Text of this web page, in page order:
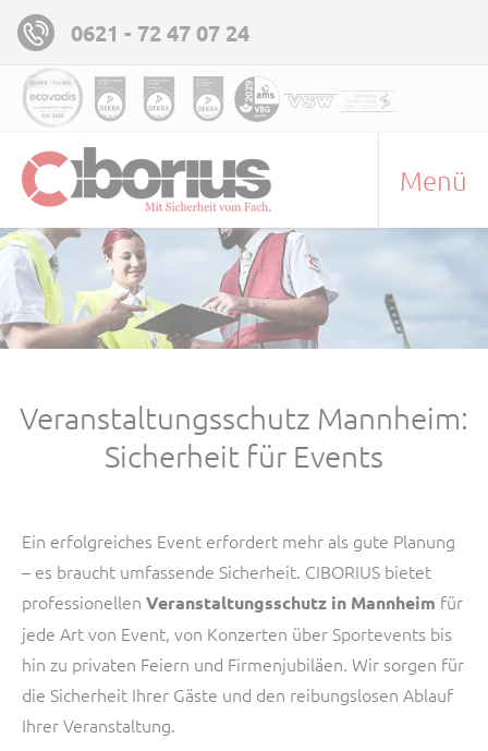
0621 - 72 47 07 24
Menü
Veranstaltungsschutz Mannheim:
Sicherheit für Events
Ein erfolgreiches Event erfordert mehr als gute Planung
– es braucht umfassende Sicherheit. CIBORIUS bietet
professionellen Veranstaltungsschutz in Mannheim für
jede Art von Event, von Konzerten über Sportevents bis
hin zu privaten Feiern und Firmenjubiläen. Wir sorgen für
die Sicherheit Ihrer Gäste und den reibungslosen Ablauf
Ihrer Veranstaltung.